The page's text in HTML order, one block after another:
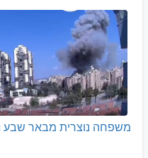
משפחה נוצרית מבאר שבע